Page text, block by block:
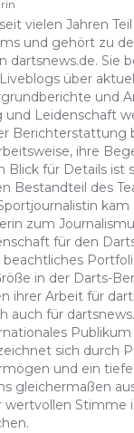
vielen Jahren
und gehört zu
dartsnews.de. Sie
über
und
und Leidenschaft
Berichterstattung
ihre
Blick für Details ist
Bestandteil des
kam
zum
für den
beachtliches
in der Darts-
ihrer Arbeit für
auch für
Publikum
sich durch
und ein
gleichermaßen
wertvollen Stimme